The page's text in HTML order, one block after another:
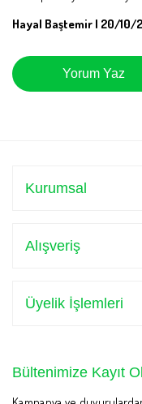
Hayal Baştemir | 20/10/
Yorum Yaz
Kurumsal
Alışveriş
Üyelik İşlemleri
Bültenimize Kayıt